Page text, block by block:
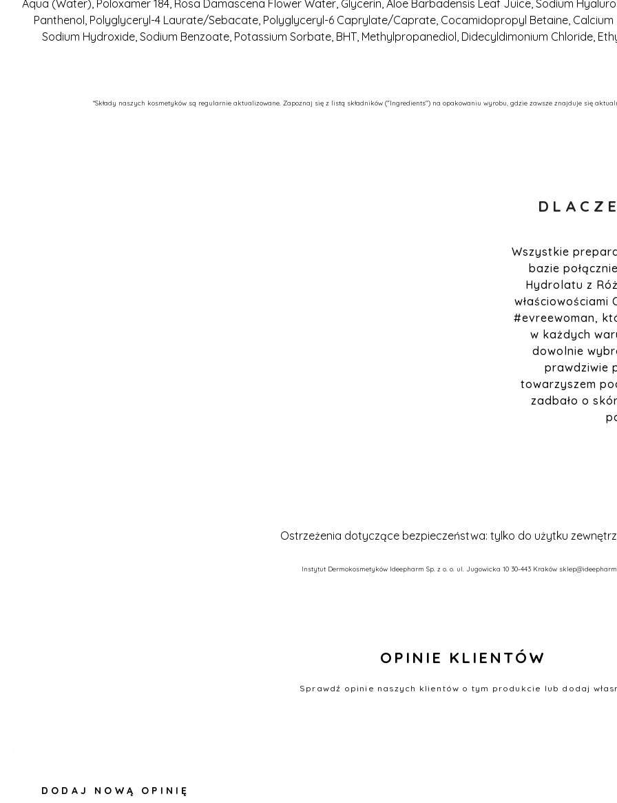
Aqua (Water), Poloxamer 184, Rosa Damascena Flower Water, Glycerin, Aloe Barbadensis Leaf Juice, Sodium
Panthenol, Polyglyceryl-4 Laurate/Sebacate, Polyglyceryl-6 Caprylate/Caprate, Cocamidopropyl Betaine, Calcium
Sodium Hydroxide, Sodium Benzoate, Potassium Sorbate, BHT, Methylpropanediol, Didecyldimonium Chloride,
*Składy naszych kosmetyków są regularnie aktualizowane. Zapoznaj się z listą składników ("Ingredients") na opakowaniu wyrobu, gdzie zawsze znajduje się
Wszystkie
bazie
Hydrolatu z
#evreewoman,
w każdych
dowolnie
prawdziwie
towarzyszem
zadbało o
Ostrzeżenia dotyczące bezpieczeństwa: tylko do użytku
Instytut Dermokosmetyków Ideepharm Sp. z o. o. ul. Jugowicka 10 30-443 Kraków
OPINIE KLIENTÓW
Sprawdź opinie naszych klientów o tym produkcie lub dodaj
DODAJ NOWĄ OPINIĘ